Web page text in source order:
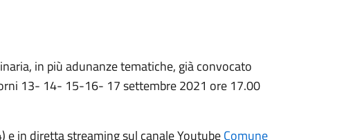
in più adunanze tematiche, già convocato
13- 14- 15-16- 17 settembre 2021 ore 17.00
e in diretta streaming sul canale YoutubeComune